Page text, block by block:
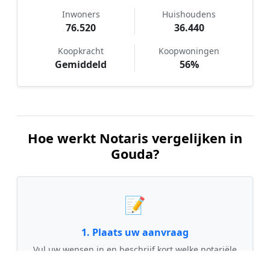
Inwoners
76.520
Huishoudens
36.440
Koopkracht
Gemiddeld
Koopwoningen
56%
Hoe werkt Notaris vergelijken in
Gouda?
📝
1. Plaats uw aanvraag
Vul uw wensen in en beschrijf kort welke notariële